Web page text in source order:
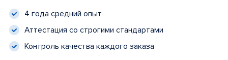
4 года средний опыт
Аттестация со строгими стандартами
Контроль качества каждого заказа